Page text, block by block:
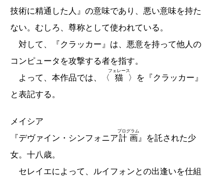
技術に精通した人』の意味であり、悪い意味を持た
ない。むしろ、尊称として使われている。
対して、『クラッカー』は、悪意を持って他人の
コンピュータを攻撃する者を指す。
よって、本作品では、〈
猫
フェレース
〉を『クラッカー』
と表記する。
メイシア
『デヴァイン・シンフォニア計画
プログラム
』を託された少
女。十八歳。
セレイエによって、ルイフォンとの出逢いを仕組